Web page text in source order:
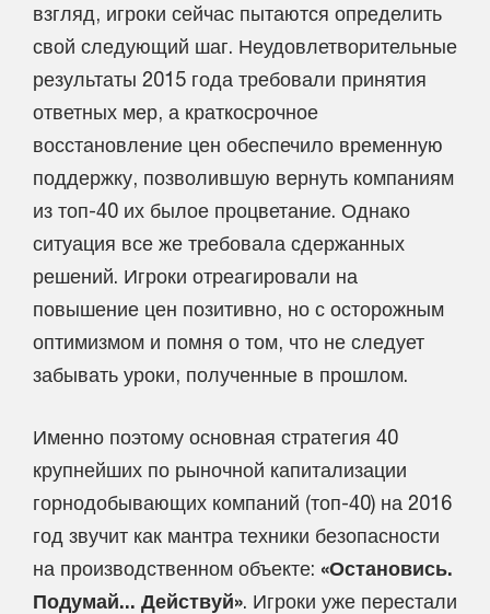
взгляд, игроки сейчас пытаются определить
свой следующий шаг. Неудовлетворительные
результаты 2015 года требовали принятия
ответных мер, а краткосрочное
восстановление цен обеспечило временную
поддержку, позволившую вернуть компаниям
из топ-40 их былое процветание. Однако
ситуация все же требовала сдержанных
решений. Игроки отреагировали на
повышение цен позитивно, но с осторожным
оптимизмом и помня о том, что не следует
забывать уроки, полученные в прошлом.
Именно поэтому основная стратегия 40
крупнейших по рыночной капитализации
горнодобывающих компаний (топ-40) на 2016
год звучит как мантра техники безопасности
на производственном объекте: «Остановись.
Подумай... Действуй». Игроки уже перестали